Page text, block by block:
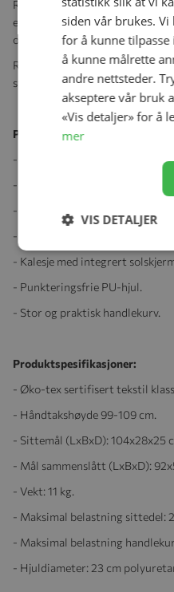
Race fra Nordic Crown er
egenskaper og kvalitet som
opplevelse, passer Race den
Race har stor og komfortabel
stor kalesje. Maksimal
Produktegenskaper:
- Nedfellbar rygg - tre
- God fjæring på bakhjulene.
- Teleskophåndtak som gjør det
- Transportlås.
- Kalesje med integrert
- Punkteringsfrie PU-hjul.
- Stor og praktisk handlekurv.
Produktspesifikasjoner:
- Øko-tex sertifisert tekstil
- Håndtakshøyde 99-109 cm.
- Sittemål (LxBxD): 104x28x25
- Mål sammenslått (LxBxD):
- Vekt: 11 kg.
- Maksimal belastning sittedel:
- Maksimal belastning
- Hjuldiameter: 23 cm
siden vår brukes.
for å kunne
å kunne målrette
andre nettsteder.
akseptere vår bruk
«Vis detaljer» for å
mer
VIS DETALJER